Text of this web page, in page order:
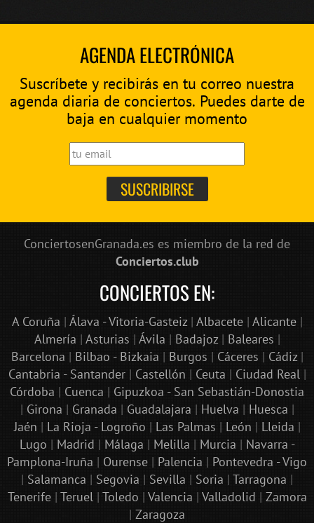
AGENDA ELECTRÓNICA
Suscríbete y recibirás en tu correo nuestra
agenda diaria de conciertos. Puedes darte de
baja en cualquier momento
ConciertosenGranada.es es miembro de la red de
Conciertos.club
CONCIERTOS EN:
A Coruña | Álava - Vitoria-Gasteiz| Albacete| Alicante|
Almería | Asturias | Ávila | Badajoz| Baleares |
Barcelona | Bilbao - Bizkaia | Burgos | Cáceres | Cádiz|
Cantabria - Santander| Castellón | Ceuta | Ciudad Real|
Córdoba | Cuenca | Gipuzkoa - San Sebastián-Donostia
| Girona | Granada | Guadalajara | Huelva | Huesca |
Jaén | La Rioja - Logroño | Las Palmas | León | Lleida |
Lugo | Madrid | Málaga | Melilla | Murcia | Navarra -
Pamplona-Iruña | Ourense | Palencia | Pontevedra - Vigo
| Salamanca | Segovia | Sevilla | Soria | Tarragona |
Tenerife| Teruel| Toledo | Valencia | Valladolid | Zamora
| Zaragoza